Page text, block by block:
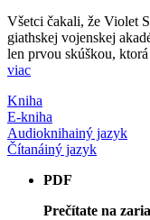
Všetci čakali, že Violet
giathskej vojenskej
len prvou skúškou,
viac
Kniha
E-kniha
Audioknihainý jazyk
Čítanáiný jazyk
PDF
Prečítate na